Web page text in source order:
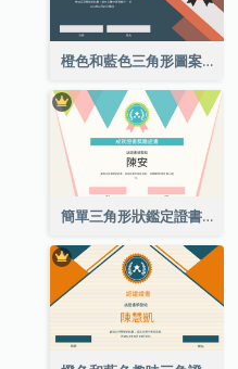
橙色和藍色三角形圖案證書
簡單三角形狀鑑定證書